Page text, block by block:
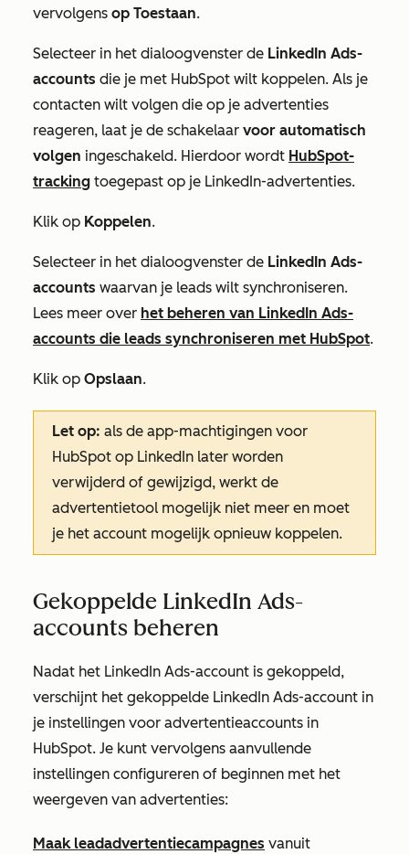
vervolgens op Toestaan.
Selecteer in het dialoogvenster de LinkedIn Ads-
accounts die je met HubSpot wilt koppelen. Als je
contacten wilt volgen die op je advertenties
reageren, laat je de schakelaar voor automatisch
volgen ingeschakeld. Hierdoor wordt HubSpot-
tracking toegepast op je LinkedIn-advertenties.
Klik op Koppelen.
Selecteer in het dialoogvenster de LinkedIn Ads-
accounts waarvan je leads wilt synchroniseren.
Lees meer over het beheren van LinkedIn Ads-
accounts die leads synchroniseren met HubSpot.
Klik op Opslaan.
Let op: als de app-machtigingen voor
HubSpot op LinkedIn later worden
verwijderd of gewijzigd, werkt de
advertentietool mogelijk niet meer en moet
je het account mogelijk opnieuw koppelen.
Gekoppelde LinkedIn Ads-
accounts beheren
Nadat het LinkedIn Ads-account is gekoppeld,
verschijnt het gekoppelde LinkedIn Ads-account in
je instellingen voor advertentieaccounts in
HubSpot. Je kunt vervolgens aanvullende
instellingen configureren of beginnen met het
weergeven van advertenties:
Maak leadadvertentiecampagnes vanuit